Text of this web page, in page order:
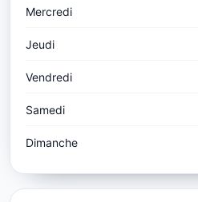
Mercredi
Jeudi
Vendredi
Samedi
Dimanche